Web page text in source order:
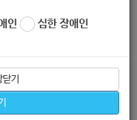
인 심한 장애인
기